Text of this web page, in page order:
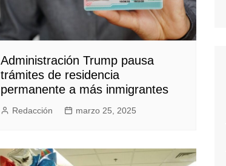
Administración Trump pausa
trámites de residencia
permanente a más inmigrantes
Redacción marzo 25, 2025